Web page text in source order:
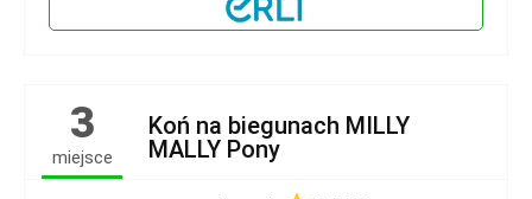
3
miejsce
Koń na biegunach MILLY
MALLY Pony